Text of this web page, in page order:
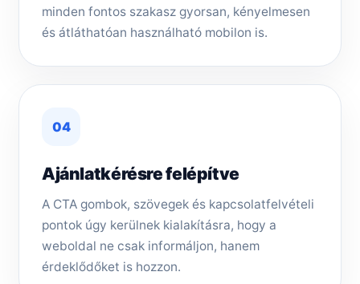
minden fontos szakasz gyorsan, kényelmesen
és átláthatóan használható mobilon is.
04
Ajánlatkérésre felépítve
A CTA gombok, szövegek és kapcsolatfelvételi
pontok úgy kerülnek kialakításra, hogy a
weboldal ne csak informáljon, hanem
érdeklődőket is hozzon.